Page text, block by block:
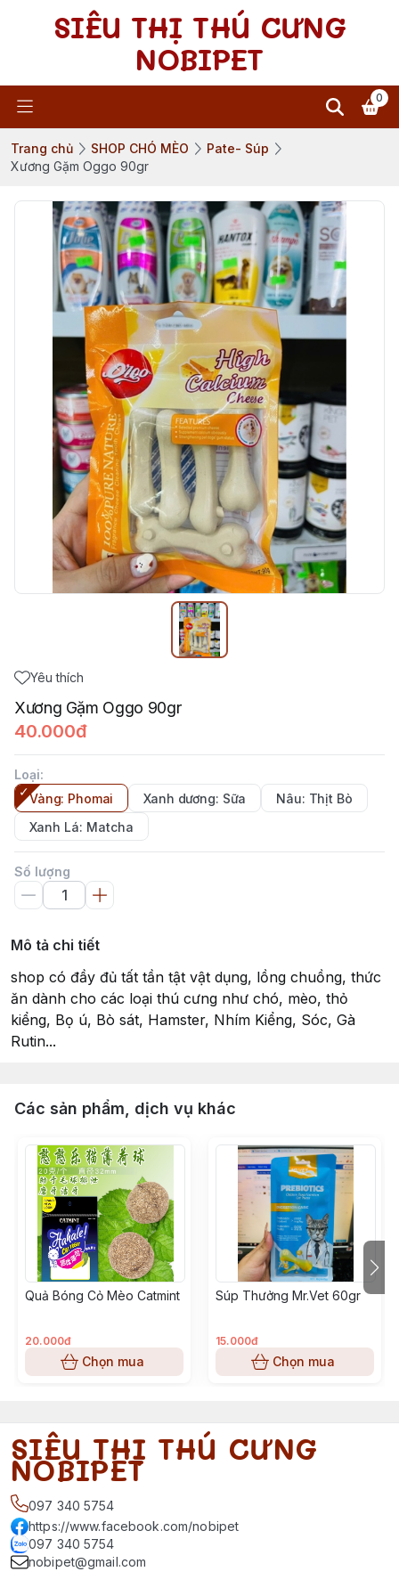
SIÊU THỊ THÚ CƯNG
NOBIPET
0
Trang chủ SHOP CHÓ MÈO
Pate- Súp
Xương Gặm Oggo 90gr
Yêu thích
Xương Gặm Oggo 90gr
40.000đ
Loại:
Vàng: Phomai
Xanh dương: Sữa
Nâu: Thịt Bò
Xanh Lá: Matcha
Số lượng
Mô tả chi tiết
shop có đầy đủ tất tần tật vật dụng, lồng chuồng, thức
ăn dành cho các loại thú cưng như chó, mèo, thỏ
kiểng, Bọ ú, Bò sát, Hamster, Nhím Kiểng, Sóc, Gà
Rutin...
Các sản phẩm, dịch vụ khác
Quả Bóng Cỏ Mèo Catmint
20.000đ
Chọn mua
Súp Thưởng Mr.Vet 60gr
15.000đ
Chọn mua
SIÊU THỊ THÚ CƯNG
NOBIPET
097 340 5754
https://www.facebook.com/nobipet
097 340 5754
nobipet@gmail.com